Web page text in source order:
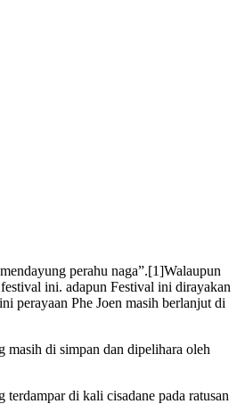
perahu naga”.[1]Walaupun
ini. adapun Festival ini dirayakan
perayaan Phe Joen masih berlanjut di
masih di simpan dan dipelihara oleh
di kali cisadane pada ratusan